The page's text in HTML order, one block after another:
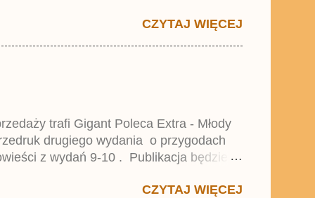
CZYTAJ WIĘCEJ
trafi Gigant Poleca Extra - Młody
drugiego wydania o przygodach
z wydań 9-10 . Publikacja będzie
CZYTAJ WIĘCEJ